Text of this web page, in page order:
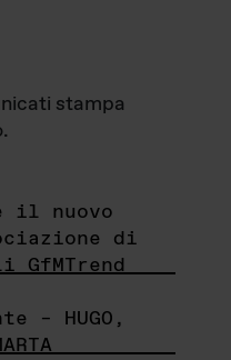
stampa
il nuovo
di
– HUGO,